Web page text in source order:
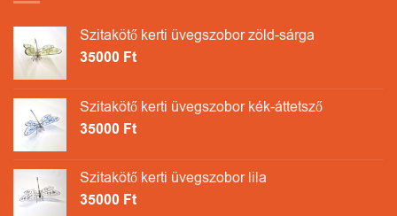
Szitakötő kerti üvegszobor zöld-sárga
35000 Ft
Szitakötő kerti üvegszobor kék-áttetsző
35000 Ft
Szitakötő kerti üvegszobor lila
35000 Ft